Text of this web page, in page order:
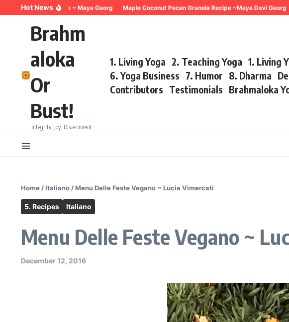
Skip to content
Hot News
for Trauma ~ Maya Georg Maple Coconut Pecan Granola Recipe ~Maya Devi Georg
Brahm
aloka
Or
Bust!
Integrity. Joy. Discernment.
1. Living Yoga 2. Teaching Yoga 1. Living
6. Yoga Business 7. Humor 8. Dharma
Contributors Testimonials Brahmaloka
Home /Italiano /Menu Delle Feste Vegano ~ Lucia Vimercati
5. Recipes Italiano
Menu Delle Feste Vegano ~
December 12, 2016